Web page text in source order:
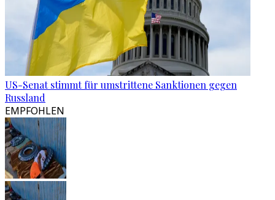
US-Senat stimmt für umstrittene Sanktionen gegen
Russland
EMPFOHLEN